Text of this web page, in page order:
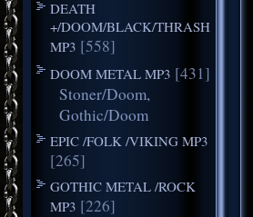
DEATH
+/DOOM/BLACK/THRASH
MP3 [558]
DOOM METAL MP3 [431]
Stoner/Doom,
Gothic/Doom
EPIC /FOLK /VIKING MP3
[265]
GOTHIC METAL /ROCK
MP3 [226]